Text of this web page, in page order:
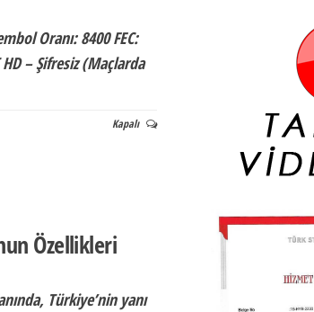
Oranı: 8400 FEC:
– Şifresiz (Maçlarda
Kapalı
Özellikleri
Türkiye’nin yanı